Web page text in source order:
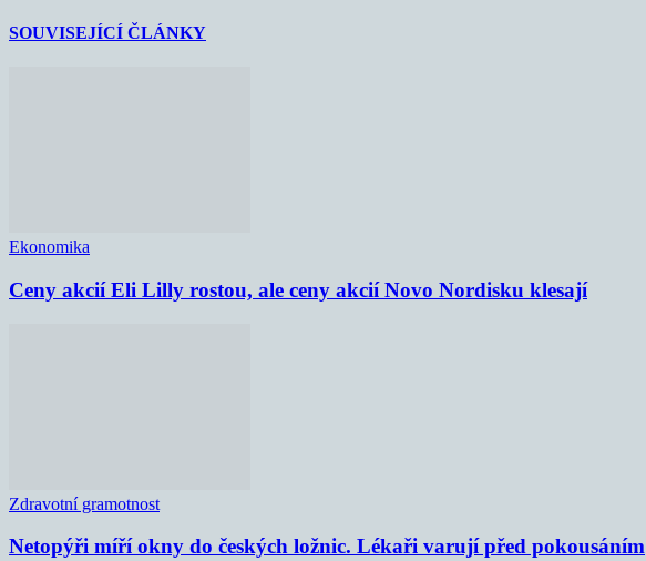
SOUVISEJÍCÍ ČLÁNKY
Ekonomika
Ceny akcií Eli Lilly rostou, ale ceny akcií Novo Nordisku klesají
Zdravotní gramotnost
Netopýři míří okny do českých ložnic. Lékaři varují před pokousáním